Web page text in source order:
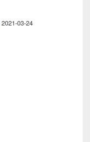
2021-03-24